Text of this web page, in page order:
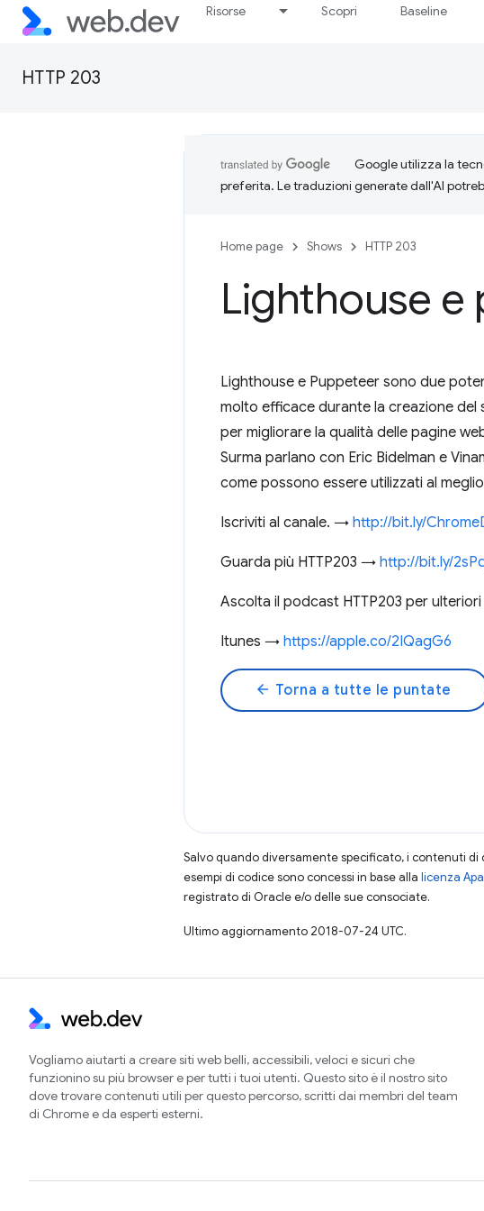
Risorse Scopri Baseline
HTTP 203
Google utilizza la
preferita. Le traduzioni generate dall'AI
Home page Shows HTTP 203
Lighthouse e
Lighthouse e Puppeteer sono due
molto efficace durante la creazione
per migliorare la qualità delle pagine
Surma parlano con Eric Bidelman e
come possono essere utilizzati al
Iscriviti al canale. → http://bit.ly/
Guarda più HTTP203 → http://bit.ly/
Ascolta il podcast HTTP203 per
Itunes → https://apple.co/2IQagG6
arrow_back Torna a tutte le puntate
Salvo quando diversamente specificato, i contenuti di
esempi di codice sono concessi in base alla licenza
registrato di Oracle e/o delle sue consociate.
Ultimo aggiornamento 2018-07-24 UTC.
Vogliamo aiutarti a creare siti web belli, accessibili, veloci e sicuri che
funzionino su più browser e per tutti i tuoi utenti. Questo sito è il nostro sito
dove trovare contenuti utili per questo percorso, scritti dai membri del team
di Chrome e da esperti esterni.